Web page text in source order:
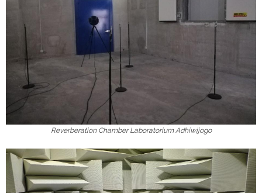
Reverberation Chamber Laboratorium Adhiwijogo